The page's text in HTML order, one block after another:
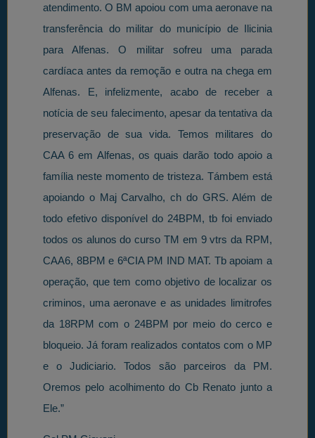
atendimento. O BM apoiou com uma aeronave na
transferência do militar do município de Ilicinia
para Alfenas. O militar sofreu uma parada
cardíaca antes da remoção e outra na chega em
Alfenas. E, infelizmente, acabo de receber a
notícia de seu falecimento, apesar da tentativa da
preservação de sua vida. Temos militares do
CAA 6 em Alfenas, os quais darão todo apoio a
família neste momento de tristeza. Támbem está
apoiando o Maj Carvalho, ch do GRS. Além de
todo efetivo disponível do 24BPM, tb foi enviado
todos os alunos do curso TM em 9 vtrs da RPM,
CAA6, 8BPM e 6ªCIA PM IND MAT. Tb apoiam a
operação, que tem como objetivo de localizar os
criminos, uma aeronave e as unidades limitrofes
da 18RPM com o 24BPM por meio do cerco e
bloqueio. Já foram realizados contatos com o MP
e o Judiciario. Todos são parceiros da PM.
Oremos pelo acolhimento do Cb Renato junto a
Ele.”